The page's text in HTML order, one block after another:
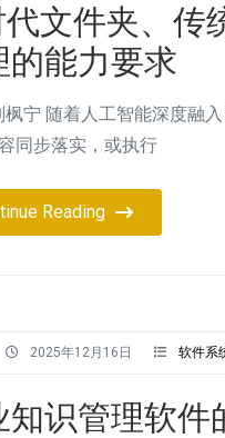
代文件夹、传
的能力要求
宁 随着人工智能深度融
同步落实，或执行
Reading
2025年12月16日 软件系
知识管理软件